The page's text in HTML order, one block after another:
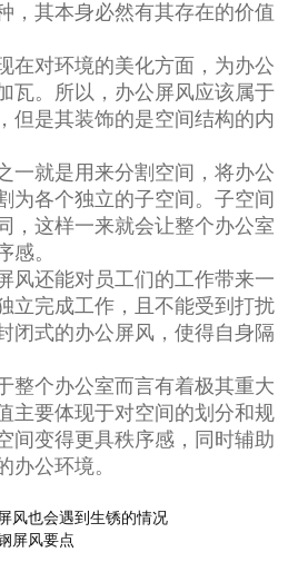
，其本身必然有其存在的价值
对环境的美化方面，为办公
瓦。所以，办公屏风应该属于
但是其装饰的是空间结构的内
就是用来分割空间，将办公
为各个独立的子空间。子空间
，这样一来就会让整个办公室
感。
还能对员工们的工作带来一
立完成工作，且不能受到打扰
闭式的办公屏风，使得自身隔
个办公室而言有着极其重大
主要体现于对空间的划分和规
间变得更具秩序感，同时辅助
办公环境。
风也会遇到生锈的情况
屏风要点